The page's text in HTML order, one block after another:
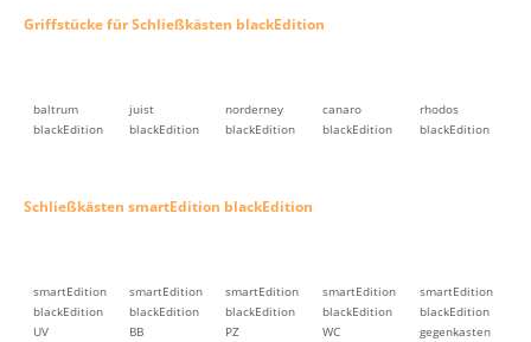
Griffstücke für Schließkästen blackEdition
baltrum
blackEdition
juist
blackEdition
norderney
blackEdition
canaro
blackEdition
rhodos
blackEdition
Schließkästen smartEdition blackEdition
smartEdition
blackEdition
UV
smartEdition
blackEdition
BB
smartEdition
blackEdition
PZ
smartEdition
blackEdition
WC
smartEdition
blackEdition
gegenkasten